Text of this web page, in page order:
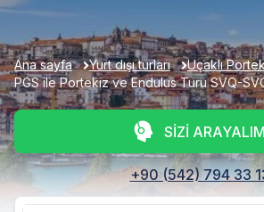
Ana sayfa Yurt dışı turları
Uçaklı
PGS ile Portekiz ve Endulus Turu SVQ-
SİZİ ARAYALIM
+90 (542) 794 33